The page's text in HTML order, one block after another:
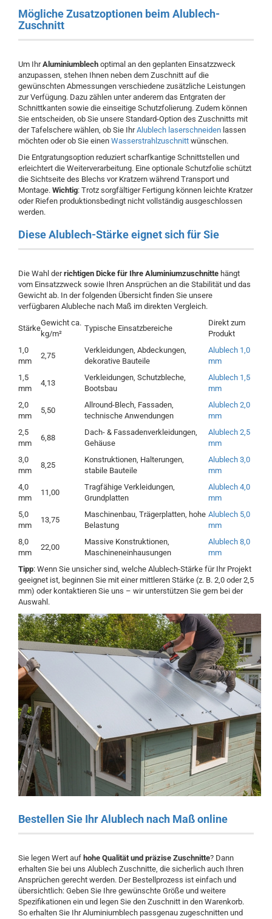
Mögliche Zusatzoptionen beim Alublech-
Zuschnitt
Um IhrAluminiumblech optimal an den geplanten Einsatzzweck
anzupassen, stehen Ihnen neben dem Zuschnitt auf die
gewünschten Abmessungen verschiedene zusätzliche Leistungen
zur Verfügung. Dazu zählen unter anderem das Entgraten der
Schnittkanten sowie die einseitige Schutzfolierung. Zudem können
Sie entscheiden, ob Sie unsere Standard-Option des Zuschnitts mit
der Tafelschere wählen, ob Sie IhrAlublech laserschneiden lassen
möchten oder ob Sie einen Wasserstrahlzuschnitt wünschen.
Die Entgratungsoption reduziert scharfkantige Schnittstellen und
erleichtert die Weiterverarbeitung. Eine optionale Schutzfolie schützt
die Sichtseite des Blechs vor Kratzern während Transport und
Montage. Wichtig: Trotz sorgfältiger Fertigung können leichte Kratzer
oder Riefen produktionsbedingt nicht vollständig ausgeschlossen
werden.
Diese Alublech-Stärke eignet sich für Sie
Die Wahl derrichtigen Dicke für Ihre Aluminiumzuschnitte hängt
vom Einsatzzweck sowie Ihren Ansprüchen an die Stabilität und das
Gewicht ab. In der folgenden Übersicht finden Sie unsere
verfügbaren Alubleche nach Maß im direkten Vergleich.
Stärke
Gewicht ca.
kg/m²
Typische Einsatzbereiche
Direkt zum
Produkt
1,0
mm
2,75
Verkleidungen, Abdeckungen,
dekorative Bauteile
Alublech 1,0
mm
1,5
mm
4,13
Verkleidungen, Schutzbleche,
Bootsbau
Alublech 1,5
mm
2,0
mm
5,50
Allround-Blech, Fassaden,
technische Anwendungen
Alublech 2,0
mm
2,5
mm
6,88
Dach- & Fassadenverkleidungen,
Gehäuse
Alublech 2,5
mm
3,0
mm
8,25
Konstruktionen, Halterungen,
stabile Bauteile
Alublech 3,0
mm
4,0
mm
11,00
Tragfähige Verkleidungen,
Grundplatten
Alublech 4,0
mm
5,0
mm
13,75
Maschinenbau, Trägerplatten, hohe
Belastung
Alublech 5,0
mm
8,0
mm
22,00
Massive Konstruktionen,
Maschineneinhausungen
Alublech 8,0
mm
Tipp: Wenn Sie unsicher sind, welche Alublech-Stärke für Ihr Projekt
geeignet ist, beginnen Sie mit einer mittleren Stärke (z. B. 2,0 oder 2,5
mm) oder kontaktieren Sie uns – wir unterstützen Sie gern bei der
Auswahl.
Bestellen Sie Ihr Alublech nach Maß online
Sie legen Wert auf hohe Qualität und präzise Zuschnitte? Dann
erhalten Sie bei uns Alublech Zuschnitte, die sicherlich auch Ihren
Ansprüchen gerecht werden. Der Bestellprozess ist einfach und
übersichtlich: Geben Sie Ihre gewünschte Größe und weitere
Spezifikationen ein und legen Sie den Zuschnitt in den Warenkorb.
So erhalten Sie Ihr Aluminiumblech passgenau zugeschnitten und